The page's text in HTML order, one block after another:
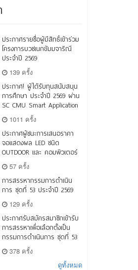
ประกาศรายชื่อผู้มีสิทธิ์เข้าร่วม
โครงการบวชเนกขัมมจาริณี
ประจำปี 2569
139 ครั้ง
ประกาศ! ผู้ได้รับทุนสนับสนุน
การศึกษา ประจำปี 2569 ผ่าน
SC CMU Smart Application
1011 ครั้ง
ประกาศผู้ชนะการเสนอราคา
จอแสดงผล LED ชนิด
OUTDOOR และ คอมพิวเตอร์
57 ครั้ง
การสรรหากรรมการดำเนิน
การ ชุดที่ 53 ประจำปี 2569
129 ครั้ง
ประกาศรับสมัครสมาชิกเข้ารับ
การสรรหาเพื่อเลือกตั้งเป็น
กรรมการดำเนินการ ชุดที่ 53
378 ครั้ง
ดูทั้งหมด